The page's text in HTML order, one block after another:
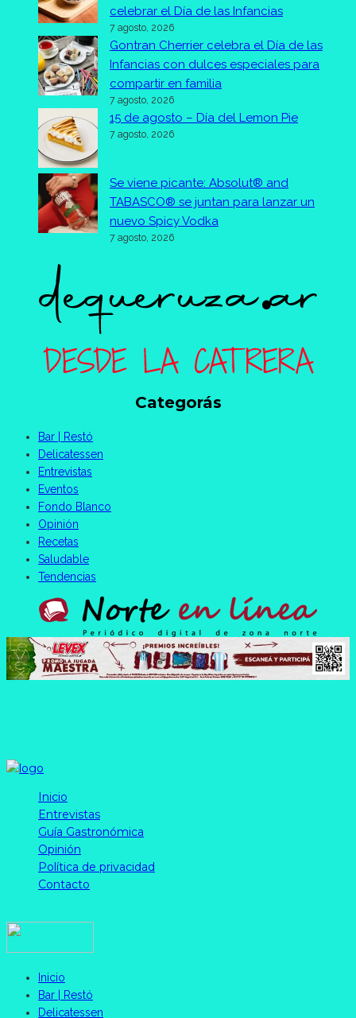
celebrar el Día de las Infancias
7 agosto, 2026
Gontran Cherrier celebra el Día de las
Infancias con dulces especiales para
compartir en familia
7 agosto, 2026
15 de agosto – Día del Lemon Pie
7 agosto, 2026
Se viene picante: Absolut® and
TABASCO® se juntan para lanzar un
nuevo Spicy Vodka
7 agosto, 2026
Categorás
Bar | Restó
Delicatessen
Entrevistas
Eventos
Fondo Blanco
Opinión
Recetas
Saludable
Tendencias
Inicio
Entrevistas
Guía Gastronómica
Opinión
Política de privacidad
Contacto
Inicio
Bar | Restó
Delicatessen